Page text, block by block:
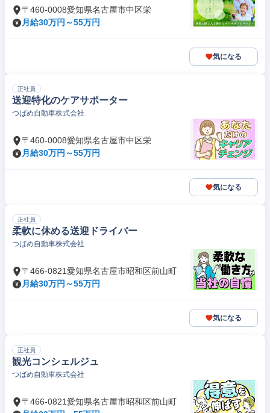
〒460-0008愛知県名古屋市中区栄
月給30万円～55万円
気になる
正社員
送迎特化のケアサポーター
つばめ自動車株式会社
〒460-0008愛知県名古屋市中区栄
月給30万円～55万円
気になる
正社員
柔軟に休める送迎ドライバー
つばめ自動車株式会社
〒466-0821愛知県名古屋市昭和区前山町
月給30万円～55万円
気になる
正社員
観光コンシェルジュ
つばめ自動車株式会社
〒466-0821愛知県名古屋市昭和区前山町